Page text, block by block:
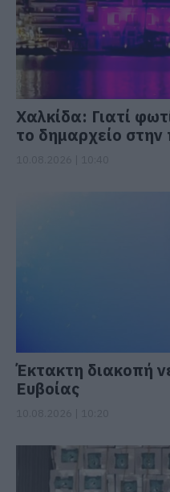
Χαλκίδα: Γιατί
το δημαρχείο
Έκτακτη διακοπή
Ευβοίας